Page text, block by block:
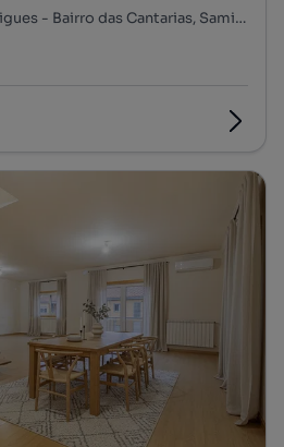
Rua Doutor Daniel Rodrigues - Bairro das Cantarias, Samil, Bragança, Bragança